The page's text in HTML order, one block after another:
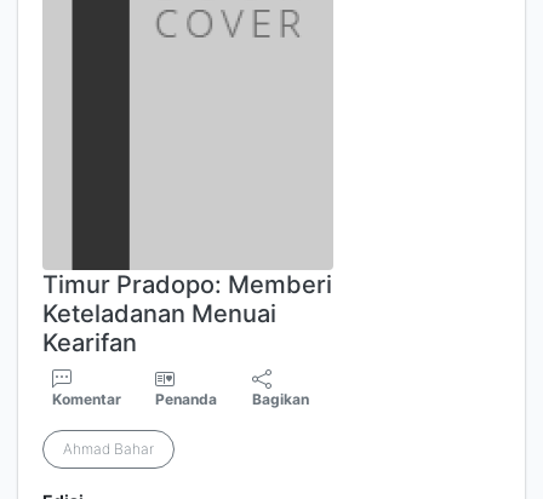
Timur Pradopo: Memberi
Keteladanan Menuai
Kearifan
Komentar Penanda Bagikan
Ahmad Bahar